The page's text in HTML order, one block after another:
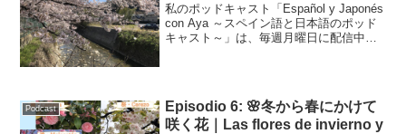
私のポッドキャスト「Español y Japonés
con Aya ～スペイン語と日本語のポッド
キャスト～」は、毎週月曜日に配信中で
Podcast
Episodio 6: 🌸冬から春にかけて
咲く花｜Las flores de invierno y